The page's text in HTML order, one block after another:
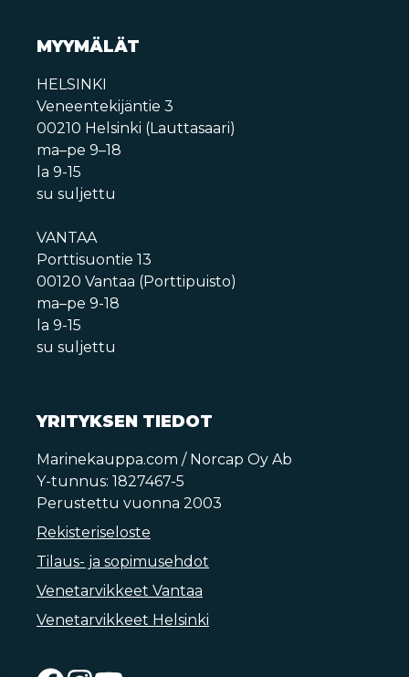
MYYMÄLÄT
HELSINKI
Veneentekijäntie 3
00210 Helsinki (Lauttasaari)
ma–pe 9–18
la 9-15
su suljettu
VANTAA
Porttisuontie 13
00120 Vantaa (Porttipuisto)
ma–pe 9-18
la 9-15
su suljettu
YRITYKSEN TIEDOT
Marinekauppa.com / Norcap Oy Ab
Y-tunnus: 1827467-5
Perustettu vuonna 2003
Rekisteriseloste
Tilaus- ja sopimusehdot
Venetarvikkeet Vantaa
Venetarvikkeet Helsinki